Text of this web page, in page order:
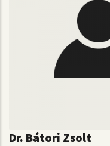
Dr. Bátori Zsolt